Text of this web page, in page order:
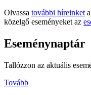
Olvassa további híreinket
közelgő eseményeket az
Eseménynaptár
Tallózzon az aktuális
Tovább